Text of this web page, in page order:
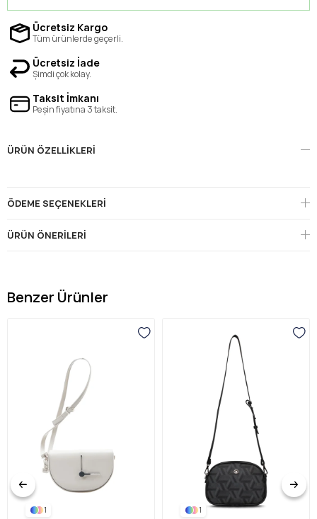
Ücretsiz Kargo
Tüm ürünlerde geçerli.
Ücretsiz İade
Şimdi çok kolay.
Taksit İmkanı
Peşin fiyatına 3 taksit.
ÜRÜN ÖZELLIKLERI
ÖDEME SEÇENEKLERI
ÜRÜN ÖNERILERI
Benzer Ürünler
1 1